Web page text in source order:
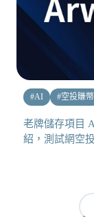
#AI #空投賺幣
老牌儲存項目
紹，測試網空